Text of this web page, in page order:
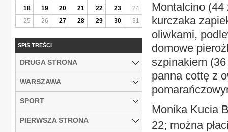
Montalcino (44
kurczaka
oliwkami,
domowe
szpinakiem
panna cottę z
Monika Kucia
22; można
18
19 20 21 22 23
24
25
26 27 28 29 30 31
SPIS TREŚCI
DRUGA STRONA
WARSZAWA
SPORT
PIERWSZA STRONA